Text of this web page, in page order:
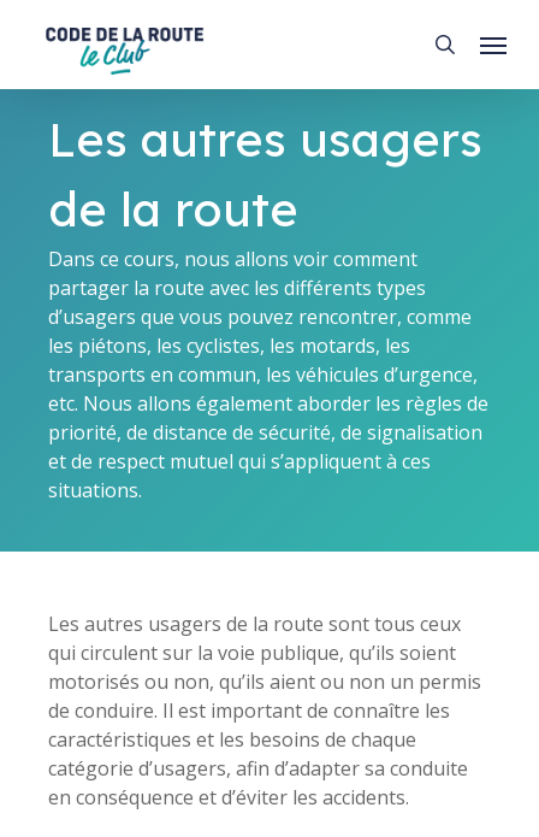
search
Menu
Les autres usagers
de la route
Dans ce cours, nous allons voir comment
partager la route avec les différents types
d’usagers que vous pouvez rencontrer, comme
les piétons, les cyclistes, les motards, les
transports en commun, les véhicules d’urgence,
etc. Nous allons également aborder les règles de
priorité, de distance de sécurité, de signalisation
et de respect mutuel qui s’appliquent à ces
situations.
Les autres usagers de la route sont tous ceux
qui circulent sur la voie publique, qu’ils soient
motorisés ou non, qu’ils aient ou non un permis
de conduire. Il est important de connaître les
caractéristiques et les besoins de chaque
catégorie d’usagers, afin d’adapter sa conduite
en conséquence et d’éviter les accidents.